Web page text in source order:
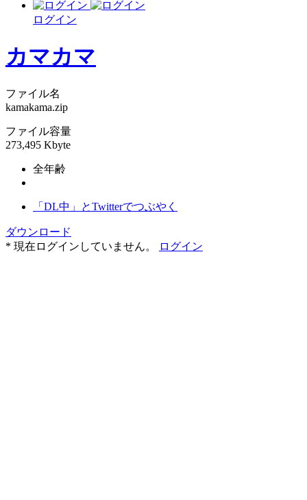
ログイン
カマカマ
ファイル名
kamakama.zip
ファイル容量
273,495 Kbyte
全年齢
「DL中」とTwitterでつぶやく
ダウンロード
* 現在ログインしていません。
ログイン